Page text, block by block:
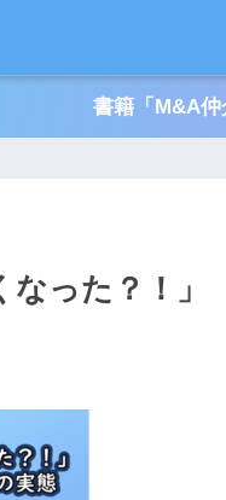
書籍「M&A
った？！」